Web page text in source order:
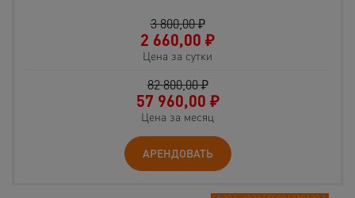
3 800,00 ₽
2 660,00 ₽
Цена за сутки
82 800,00 ₽
57 960,00 ₽
Цена за месяц
АРЕНДОВАТЬ